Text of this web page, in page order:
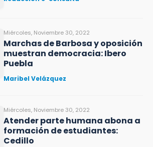
Miércoles, Noviembre 30, 2022
Marchas de Barbosa y oposición
muestran democracia: Ibero
Puebla
Maribel Velázquez
Miércoles, Noviembre 30, 2022
Atender parte humana abona a
formación de estudiantes:
Cedillo